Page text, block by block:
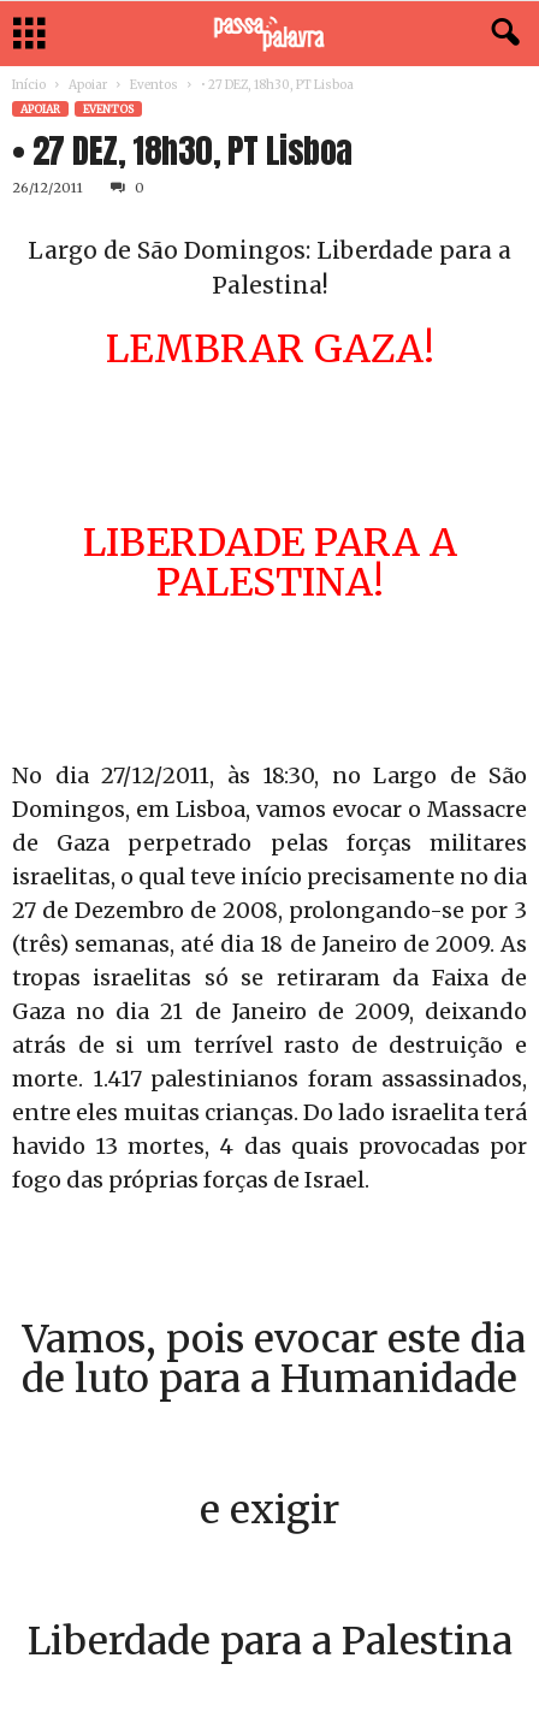
Início Apoiar Eventos • 27 DEZ, 18h30, PT Lisboa
APOIAR EVENTOS
• 27 DEZ, 18h30, PT Lisboa
26/12/2011 0
Largo de São Domingos: Liberdade para a
Palestina!
LEMBRAR GAZA!
LIBERDADE PARA A
PALESTINA!
No dia 27/12/2011, às 18:30, no Largo de São
Domingos, em Lisboa, vamos evocar o Massacre
de Gaza perpetrado pelas forças militares
israelitas, o qual teve início precisamente no dia
27 de Dezembro de 2008, prolongando-se por 3
(três) semanas, até dia 18 de Janeiro de 2009. As
tropas israelitas só se retiraram da Faixa de
Gaza no dia 21 de Janeiro de 2009, deixando
atrás de si um terrível rasto de destruição e
morte. 1.417 palestinianos foram assassinados,
entre eles muitas crianças. Do lado israelita terá
havido 13 mortes, 4 das quais provocadas por
fogo das próprias forças de Israel.
Vamos, pois evocar este dia
de luto para a Humanidade
e exigir
Liberdade para a Palestina